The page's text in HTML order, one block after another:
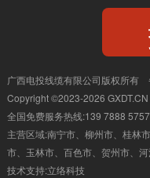
广西电投线缆有限公司版权所有
Copyright ©2023-2026
全国免费服务热线:139 7888
主营区域:南宁市、柳州市、桂林市
市、玉林市、百色市、贺州市、
技术支持:立络科技